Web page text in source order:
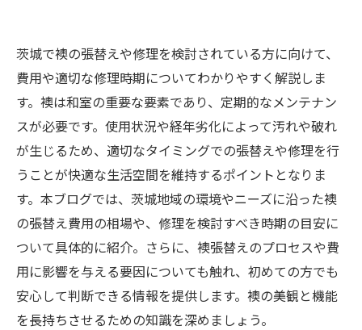
茨城で襖の張替えや修理を検討されている方に向けて、
費用や適切な修理時期についてわかりやすく解説しま
す。襖は和室の重要な要素であり、定期的なメンテナン
スが必要です。使用状況や経年劣化によって汚れや破れ
が生じるため、適切なタイミングでの張替えや修理を行
うことが快適な生活空間を維持するポイントとなりま
す。本ブログでは、茨城地域の環境やニーズに沿った襖
の張替え費用の相場や、修理を検討すべき時期の目安に
ついて具体的に紹介。さらに、襖張替えのプロセスや費
用に影響を与える要因についても触れ、初めての方でも
安心して判断できる情報を提供します。襖の美観と機能
を長持ちさせるための知識を深めましょう。